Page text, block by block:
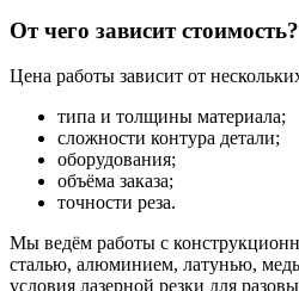
От чего зависит стоимость?
Цена работы зависит от
типа и толщины материала;
сложности контура детали;
оборудования;
объёма заказа;
точности реза.
Мы ведём работы с
сталью, алюминием, латунью,
условия лазерной резки для